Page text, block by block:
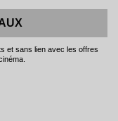
et sans lien avec les offres